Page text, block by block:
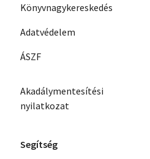
Könyvnagykereskedés
Adatvédelem
ÁSZF
Akadálymentesítési
nyilatkozat
Segítség